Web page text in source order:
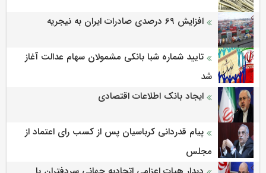
افزایش 69 درصدی صادرات ایران به نیجریه
تایید شماره شبا بانکی مشمولان سهام عدالت آغاز
شد
ایجاد بانک اطلاعات اقتصادی
پیام قدردانی کرباسیان پس از کسب رای اعتماد از
مجلس